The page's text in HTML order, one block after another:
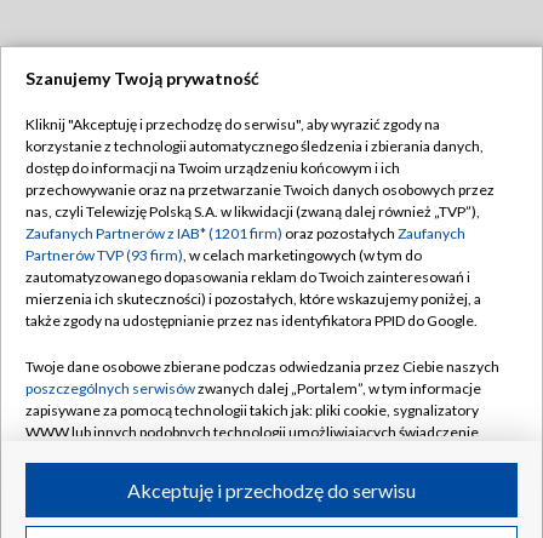
TVP
Abonament TVP
Emisja w TVP
Centrum informacji TVP
Naziemna Telewizja Cyfrowa
Rada Programowa
System NOS
Informacje o nadawcy
Program dla prasy
Regulamin TVP
Polityka prywatności
Moje zgody
Pomoc
Kontakt
Kanały
©2026 Telewizja Polska S.A. w likwidacji
Szanujemy Twoją prywatność
Kliknij "Akceptuję i przechodzę do serwisu", aby wyrazić zgody na
korzystanie z technologii automatycznego śledzenia i zbierania danych,
dostęp do informacji na Twoim urządzeniu końcowym i ich
przechowywanie oraz na przetwarzanie Twoich danych osobowych przez
nas, czyli Telewizję Polską S.A. w likwidacji (zwaną dalej również „TVP”),
Zaufanych Partnerów z IAB* (1201 firm) oraz pozostałych Zaufanych
Partnerów TVP (93 firm), w celach marketingowych (w tym do
zautomatyzowanego dopasowania reklam do Twoich zainteresowań i
mierzenia ich skuteczności) i pozostałych, które wskazujemy poniżej, a
także zgody na udostępnianie przez nas identyfikatora PPID do Google.
Twoje dane osobowe zbierane podczas odwiedzania przez Ciebie naszych
poszczególnych serwisówzwanych dalej „Portalem”, w tym informacje
zapisywane za pomocą technologii takich jak: pliki cookie, sygnalizatory
WWW lub innych podobnych technologii umożliwiających świadczenie
ruchu w Internecie.Akceptuję i przechodzę do serwisu